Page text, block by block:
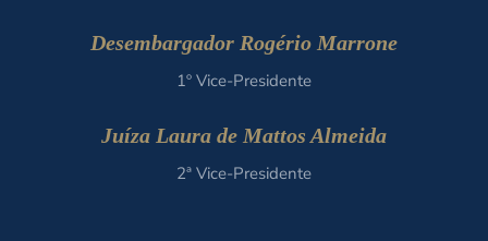
Desembargador Rogério Marrone
1º Vice-Presidente
Juíza Laura de Mattos Almeida
2ª Vice-Presidente